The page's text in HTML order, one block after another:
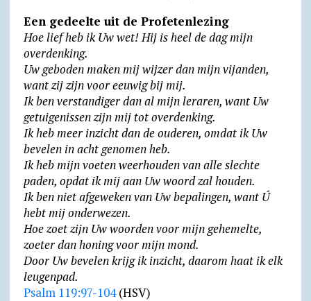
Een gedeelte uit de Profetenlezing
Hoe lief heb ik Uw wet! Hij is heel de dag mijn
overdenking.
Uw geboden maken mij wijzer dan mijn vijanden,
want zij zijn voor eeuwig bij mij.
Ik ben verstandiger dan al mijn leraren, want Uw
getuigenissen zijn mij tot overdenking.
Ik heb meer inzicht dan de ouderen, omdat ik Uw
bevelen in acht genomen heb.
Ik heb mijn voeten weerhouden van alle slechte
paden, opdat ik mij aan Uw woord zal houden.
Ik ben niet afgeweken van Uw bepalingen, want Ú
hebt mij onderwezen.
Hoe zoet zijn Uw woorden voor mijn gehemelte,
zoeter dan honing voor mijn mond.
Door Uw bevelen krijg ik inzicht, daarom haat ik elk
leugenpad.
Psalm 119:97-104(HSV)